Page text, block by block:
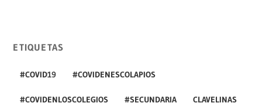
ETIQUETAS
#COVID19 #COVIDENESCOLAPIOS
#COVIDENLOSCOLEGIOS #SECUNDARIA CLAVELINAS